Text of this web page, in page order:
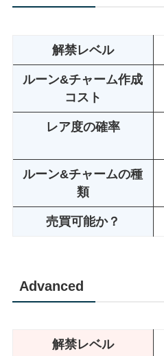
解禁レベル
ルーン&チャーム作成
コスト
レア度の確率
ルーン&チャームの種
類
売買可能か？
Advanced
解禁レベル